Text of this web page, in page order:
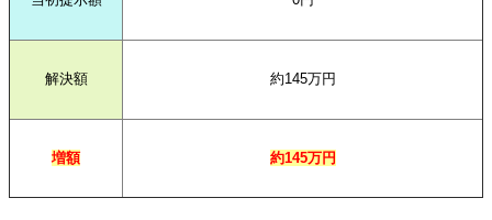
解決額 約145万円
増額 約145万円